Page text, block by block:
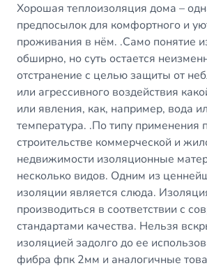
Хорошая теплоизоляция дома –
предпосылок для комфортного и
проживания в нём. .Само понятие
обширно, но суть остается
отстранение с целью защиты от
или агрессивного воздействия
или явления, как, например, вода
температура. .По типу применения
строительстве коммерческой и
недвижимости изоляционные
несколько видов. Одним из
изоляции является слюда.
производиться в соответствии с
стандартами качества. Нельзя
изоляцией задолго до ее
фибра фпк 2мм и аналогичные